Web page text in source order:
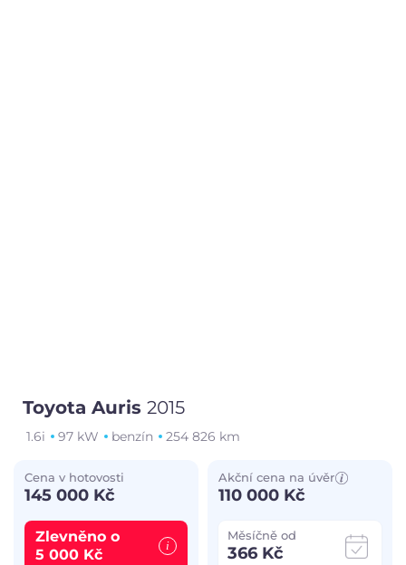
Toyota Auris2015
1.6i 97 kW benzín 254 826 km
Měsíčně od
366 Kč
Akční cena na úvěr
110 000 Kč
Zlevněno o
5 000 Kč
Cena v hotovosti
145 000 Kč